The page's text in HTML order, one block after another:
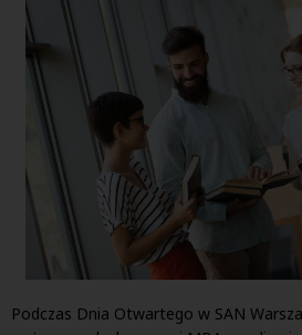
Podczas Dnia Otwartego w SAN